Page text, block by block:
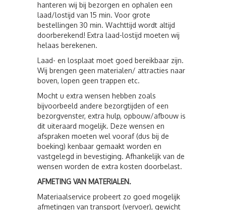
hanteren wij bij bezorgen en ophalen een
laad/lostijd van 15 min. Voor grote
bestellingen 30 min. Wachttijd wordt altijd
doorberekend! Extra laad-lostijd moeten wij
helaas berekenen.
Laad- en losplaat moet goed bereikbaar zijn.
Wij brengen geen materialen/ attracties naar
boven, lopen geen trappen etc.
Mocht u extra wensen hebben zoals
bijvoorbeeld andere bezorgtijden of een
bezorgvenster, extra hulp, opbouw/afbouw is
dit uiteraard mogelijk. Deze wensen en
afspraken moeten wel vooraf (dus bij de
boeking) kenbaar gemaakt worden en
vastgelegd in bevestiging. Afhankelijk van de
wensen worden de extra kosten doorbelast.
AFMETING VAN MATERIALEN.
Materiaalservice probeert zo goed mogelijk
afmetingen van transport (vervoer), gewicht